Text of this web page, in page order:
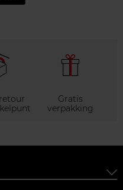
Gratis
verpakking